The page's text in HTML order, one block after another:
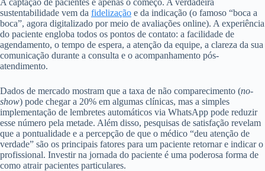
sustentabilidade vem da fidelização e da indicação (o famoso “boca a
boca”, agora digitalizado por meio de avaliações online). A experiência
do paciente engloba todos os pontos de contato: a facilidade de
agendamento, o tempo de espera, a atenção da equipe, a clareza da sua
comunicação durante a consulta e o acompanhamento pós-
atendimento.
Dados de mercado mostram que a taxa de não comparecimento (no-
show) pode chegar a 20% em algumas clínicas, mas a simples
implementação de lembretes automáticos via WhatsApp pode reduzir
esse número pela metade. Além disso, pesquisas de satisfação revelam
que a pontualidade e a percepção de que o médico “deu atenção de
verdade” são os principais fatores para um paciente retornar e indicar o
profissional. Investir na jornada do paciente é uma poderosa forma de
como atrair pacientes particulares.